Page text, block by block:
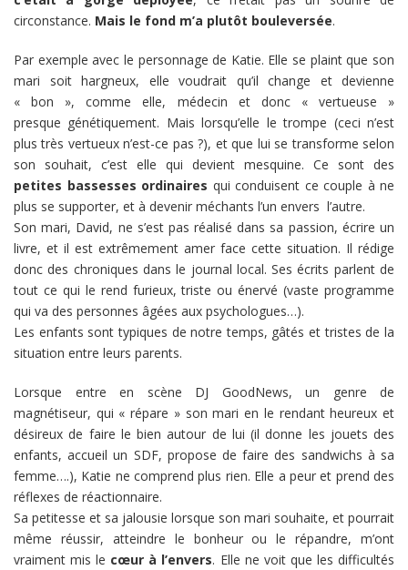
circonstance. Mais le fond m’a plutôt bouleversée.
Par exemple avec le personnage de Katie. Elle se plaint que son
mari soit hargneux, elle voudrait qu’il change et devienne
« bon », comme elle, médecin et donc « vertueuse »
presque génétiquement. Mais lorsqu’elle le trompe (ceci n’est
plus très vertueux n’est-ce pas ?), et que lui se transforme selon
son souhait, c’est elle qui devient mesquine. Ce sont des
petites bassesses ordinaires qui conduisent ce couple à ne
plus se supporter, et à devenir méchants l’un envers l’autre.
Son mari, David, ne s’est pas réalisé dans sa passion, écrire un
livre, et il est extrêmement amer face cette situation. Il rédige
donc des chroniques dans le journal local. Ses écrits parlent de
tout ce qui le rend furieux, triste ou énervé (vaste programme
qui va des personnes âgées aux psychologues…).
Les enfants sont typiques de notre temps, gâtés et tristes de la
situation entre leurs parents.
Lorsque entre en scène DJ GoodNews, un genre de
magnétiseur, qui « répare » son mari en le rendant heureux et
désireux de faire le bien autour de lui (il donne les jouets des
enfants, accueil un SDF, propose de faire des sandwichs à sa
femme….), Katie ne comprend plus rien. Elle a peur et prend des
réflexes de réactionnaire.
Sa petitesse et sa jalousie lorsque son mari souhaite, et pourrait
même réussir, atteindre le bonheur ou le répandre, m’ont
vraiment mis le cœur à l’envers. Elle ne voit que les difficultés